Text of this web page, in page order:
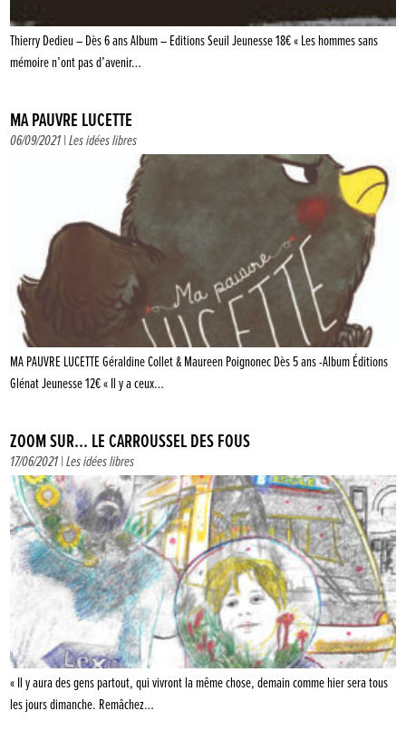
Thierry Dedieu – Dès 6 ans Album – Editions Seuil Jeunesse 18€ « Les hommes sans
mémoire n’ont pas d’avenir…
MA PAUVRE LUCETTE
06/09/2021 |Les idées libres
MA PAUVRE LUCETTE Géraldine Collet & Maureen Poignonec Dès 5 ans -Album Éditions
Glénat Jeunesse 12€ « Il y a ceux…
ZOOM SUR… LE CARROUSSEL DES FOUS
17/06/2021 |Les idées libres
« Il y aura des gens partout, qui vivront la même chose, demain comme hier sera tous
les jours dimanche. Remâchez…